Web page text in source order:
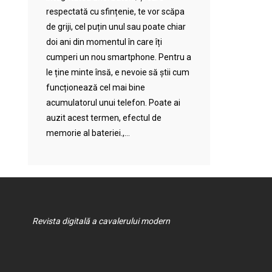
respectată cu sfințenie, te vor scăpa
de griji, cel puțin unul sau poate chiar
doi ani din momentul în care îți
cumperi un nou smartphone. Pentru a
le ține minte însă, e nevoie să știi cum
funcționează cel mai bine
acumulatorul unui telefon. Poate ai
auzit acest termen, efectul de
memorie al bateriei.,...
Revista digitală a cavalerului modern